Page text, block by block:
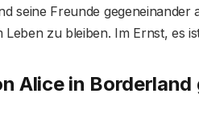
seine Freunde gegeneinander
zu bleiben. Im Ernst, es
Alice in Borderland